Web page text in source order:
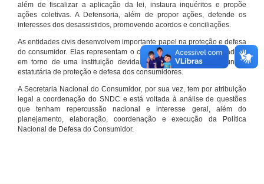
além de fiscalizar a aplicação da lei, instaura inquéritos e propõe
ações coletivas. A Defensoria, além de propor ações, defende os
interesses dos desassistidos, promovendo acordos e conciliações.
As entidades civis desenvolvem importante papel na proteção e defesa
do consumidor. Elas representam o conjunto organizado de cidadãos
em torno de uma instituição devidamente registrada e com função
estatutária de proteção e defesa dos consumidores.
A Secretaria Nacional do Consumidor, por sua vez, tem por atribuição
legal a coordenação do SNDC e está voltada à análise de questões
que tenham repercussão nacional e interesse geral, além do
planejamento, elaboração, coordenação e execução da Política
Nacional de Defesa do Consumidor.